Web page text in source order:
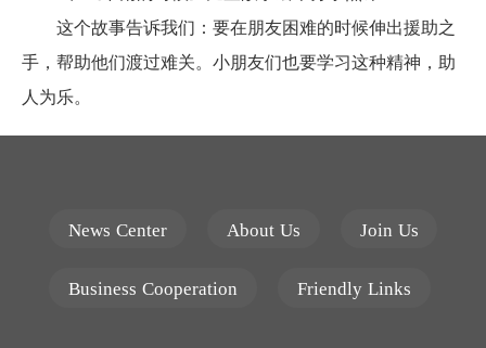
这个故事告诉我们：要在朋友困难的时候伸出援助之
手，帮助他们渡过难关。小朋友们也要学习这种精神，助
人为乐。
News Center About Us Join Us
Business Cooperation Friendly Links